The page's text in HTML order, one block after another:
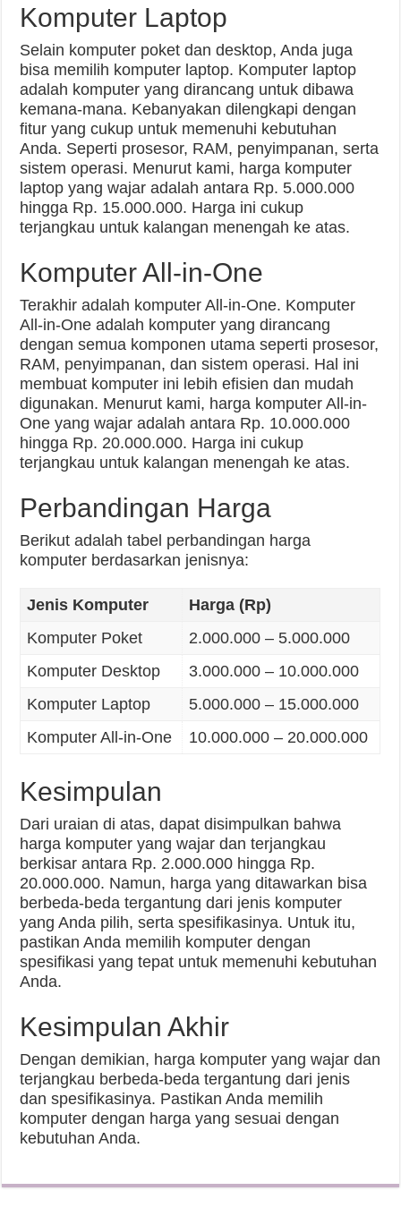
Komputer Laptop
Selain komputer poket dan desktop, Anda juga
bisa memilih komputer laptop. Komputer laptop
adalah komputer yang dirancang untuk dibawa
kemana-mana. Kebanyakan dilengkapi dengan
fitur yang cukup untuk memenuhi kebutuhan
Anda. Seperti prosesor, RAM, penyimpanan, serta
sistem operasi. Menurut kami, harga komputer
laptop yang wajar adalah antara Rp. 5.000.000
hingga Rp. 15.000.000. Harga ini cukup
terjangkau untuk kalangan menengah ke atas.
Komputer All-in-One
Terakhir adalah komputer All-in-One. Komputer
All-in-One adalah komputer yang dirancang
dengan semua komponen utama seperti prosesor,
RAM, penyimpanan, dan sistem operasi. Hal ini
membuat komputer ini lebih efisien dan mudah
digunakan. Menurut kami, harga komputer All-in-
One yang wajar adalah antara Rp. 10.000.000
hingga Rp. 20.000.000. Harga ini cukup
terjangkau untuk kalangan menengah ke atas.
Perbandingan Harga
Berikut adalah tabel perbandingan harga
komputer berdasarkan jenisnya:
Jenis Komputer
Harga (Rp)
Komputer Poket
2.000.000 – 5.000.000
Komputer Desktop
3.000.000 – 10.000.000
Komputer Laptop
5.000.000 – 15.000.000
Komputer All-in-One
10.000.000 – 20.000.000
Kesimpulan
Dari uraian di atas, dapat disimpulkan bahwa
harga komputer yang wajar dan terjangkau
berkisar antara Rp. 2.000.000 hingga Rp.
20.000.000. Namun, harga yang ditawarkan bisa
berbeda-beda tergantung dari jenis komputer
yang Anda pilih, serta spesifikasinya. Untuk itu,
pastikan Anda memilih komputer dengan
spesifikasi yang tepat untuk memenuhi kebutuhan
Anda.
Kesimpulan Akhir
Dengan demikian, harga komputer yang wajar dan
terjangkau berbeda-beda tergantung dari jenis
dan spesifikasinya. Pastikan Anda memilih
komputer dengan harga yang sesuai dengan
kebutuhan Anda.